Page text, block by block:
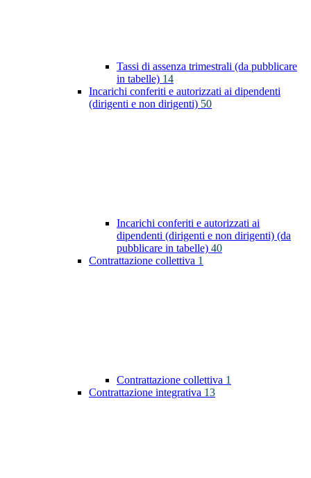
Tassi di assenza trimestrali (da pubblicare
in tabelle) 14
Incarichi conferiti e autorizzati ai dipendenti
(dirigenti e non dirigenti) 50
Incarichi conferiti e autorizzati ai
dipendenti (dirigenti e non dirigenti) (da
pubblicare in tabelle) 40
Contrattazione collettiva 1
Contrattazione collettiva 1
Contrattazione integrativa 13